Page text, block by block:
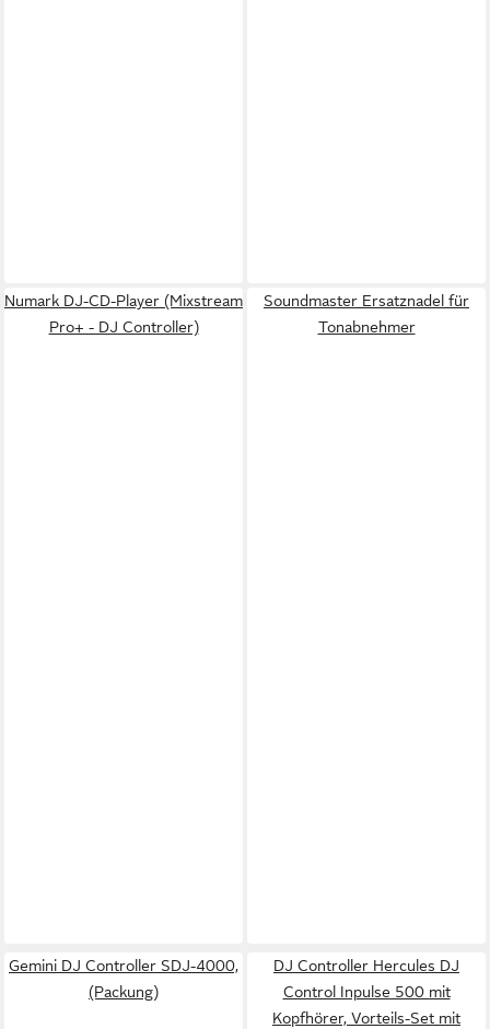
Numark DJ-CD-Player (Mixstream
Pro+ - DJ Controller)
Soundmaster Ersatznadel für
Tonabnehmer
Gemini DJ Controller SDJ-4000,
(Packung)
DJ Controller Hercules DJ
Control Inpulse 500 mit
Kopfhörer, Vorteils-Set mit